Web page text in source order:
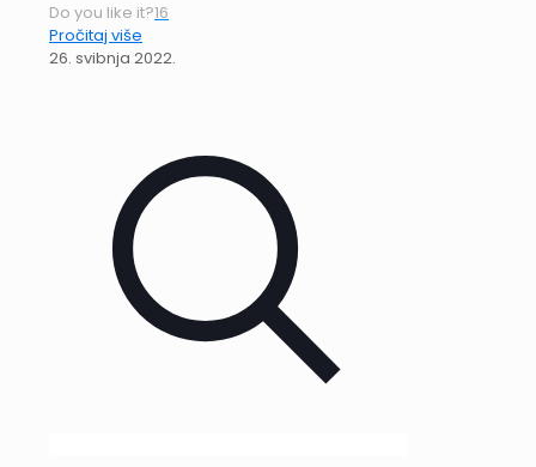
Do you like it?16
Pročitaj više
26. svibnja 2022.